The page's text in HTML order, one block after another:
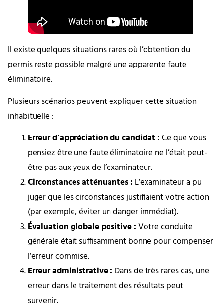
Il existe quelques situations rares où l’obtention du
permis reste possible malgré une apparente faute
éliminatoire.
Plusieurs scénarios peuvent expliquer cette situation
inhabituelle :
Erreur d’appréciation du candidat :Ce que vous
pensiez être une faute éliminatoire ne l’était peut-
être pas aux yeux de l’examinateur.
Circonstances atténuantes : L’examinateur a pu
juger que les circonstances justifiaient votre action
(par exemple, éviter un danger immédiat).
Évaluation globale positive :Votre conduite
générale était suffisamment bonne pour compenser
l’erreur commise.
Erreur administrative : Dans de très rares cas, une
erreur dans le traitement des résultats peut